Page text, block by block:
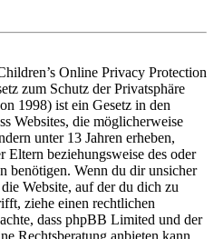
Online Privacy Protection
zum Schutz der Privatsphäre
1998) ist ein Gesetz in den
Websites, die möglicherweise
unter 13 Jahren erheben,
Eltern beziehungsweise des oder
benötigen. Wenn du dir unsicher
Website, auf der du dich zu
ziehe einen rechtlichen
dass phpBB Limited und der
Rechtsberatung anbieten kann